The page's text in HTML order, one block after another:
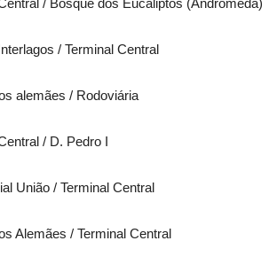
/ Terminal Central
alemães / Rodoviária
/ D. Pedro I
União / Terminal Central
Alemães / Terminal Central